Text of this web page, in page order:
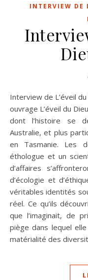
INTERVIEW DE
Interview de L’éveil du Dieu Serpent Présentez-nous votre
ouvrage L’éveil du
dont l’histoire se
Australie, et plus
en Tasmanie. Les
éthologue et un
d’affaires
d’écologie et
véritables identités
réel. Ce qu’ils
que l’imaginait, de
piège dans lequel
matérialité des